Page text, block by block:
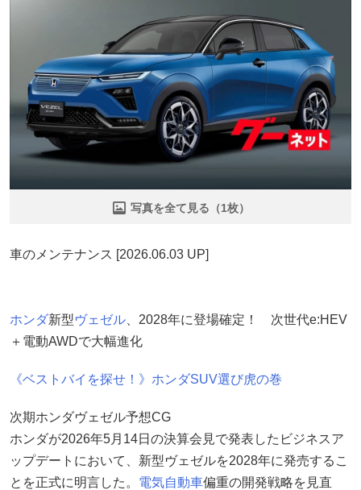
写真を全て見る（1枚）
車のメンテナンス [2026.06.03 UP]
ホンダ新型ヴェゼル 、2028年に登場確定！ 次世代e:HEV
＋電動AWDで大幅進化
《ベストバイを探せ！》ホンダSUV選び虎の巻
次期ホンダヴェゼル予想CG
ホンダが2026年5月14日の決算会見で発表したビジネスア
ップデートにおいて、新型ヴェゼルを2028年に発売するこ
とを正式に明言した。 電気自動車偏重の開発戦略を見直